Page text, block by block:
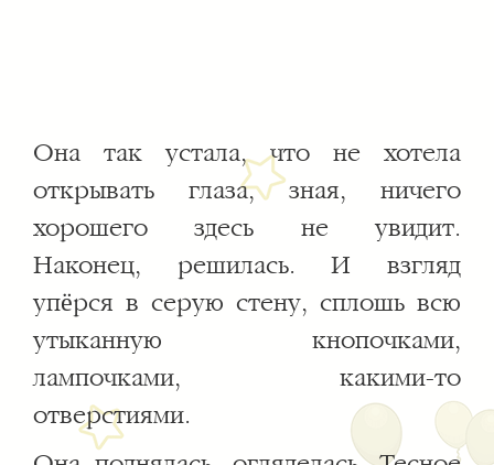
Она так устала, что не хотела
открывать глаза, зная, ничего
хорошего здесь не увидит.
Наконец, решилась. И взгляд
упёрся в серую стену, сплошь всю
утыканную кнопочками,
лампочками, какими-то
отверстиями.